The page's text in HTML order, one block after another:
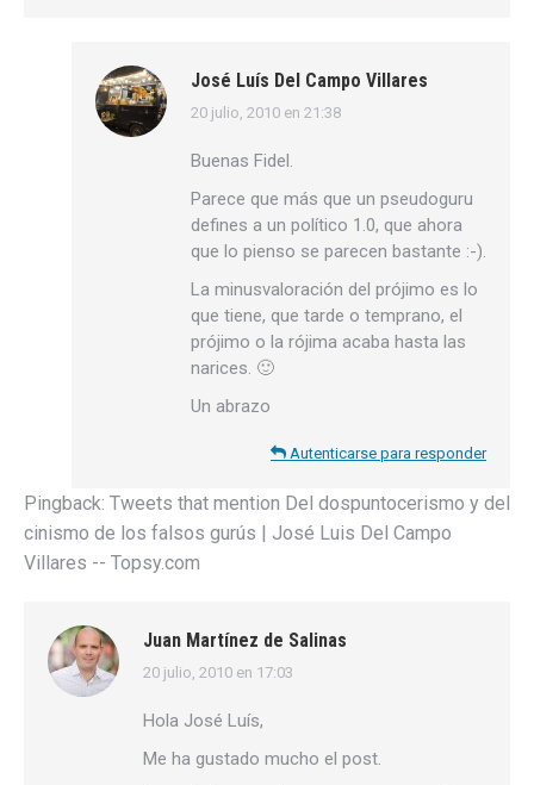
José Luís Del Campo Villares
dice:
20 julio, 2010 en 21:38
Buenas Fidel.
Parece que más que un pseudoguru
defines a un político 1.0, que ahora
que lo pienso se parecen bastante :-).
La minusvaloración del prójimo es lo
que tiene, que tarde o temprano, el
prójimo o la rójima acaba hasta las
narices. 🙂
Un abrazo
Autenticarse para responder
Pingback: Tweets that mention Del dospuntocerismo y del
cinismo de los falsos gurús | José Luis Del Campo
Villares -- Topsy.com
Juan Martínez de Salinas
dice:
20 julio, 2010 en 17:03
Hola José Luís,
Me ha gustado mucho el post.